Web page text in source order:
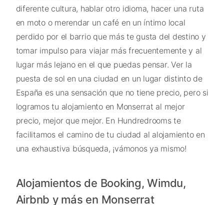
diferente cultura, hablar otro idioma, hacer una ruta
en moto o merendar un café en un íntimo local
perdido por el barrio que más te gusta del destino y
tomar impulso para viajar más frecuentemente y al
lugar más lejano en el que puedas pensar. Ver la
puesta de sol en una ciudad en un lugar distinto de
España es una sensación que no tiene precio, pero si
logramos tu alojamiento en Monserrat al mejor
precio, mejor que mejor. En Hundredrooms te
facilitamos el camino de tu ciudad al alojamiento en
una exhaustiva búsqueda, ¡vámonos ya mismo!
Alojamientos de Booking, Wimdu,
Airbnb y más en Monserrat